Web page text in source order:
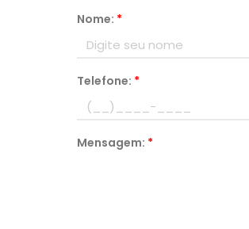
Nome: *
Telefone: *
Mensagem: *